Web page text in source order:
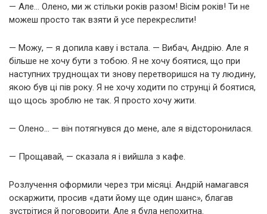
— Але… Олено, ми ж стільки років разом! Вісім років! Ти не
можеш просто так взяти й усе перекреслити!
— Можу, — я допила каву і встала. — Вибач, Андрію. Але я
більше не хочу бути з тобою. Я не хочу боятися, що при
наступних труднощах ти знову перетворишся на ту людину,
якою був ці пів року. Я не хочу ходити по струнці й боятися,
що щось зроблю не так. Я просто хочу жити.
— Олено… — він потягнувся до мене, але я відсторонилася.
— Прощавай, — сказала я і вийшла з кафе.
Розлучення оформили через три місяці. Андрій намагався
оскаржити, просив «дати йому ще один шанс», благав
зустрітися й поговорити. Але я була непохитна.